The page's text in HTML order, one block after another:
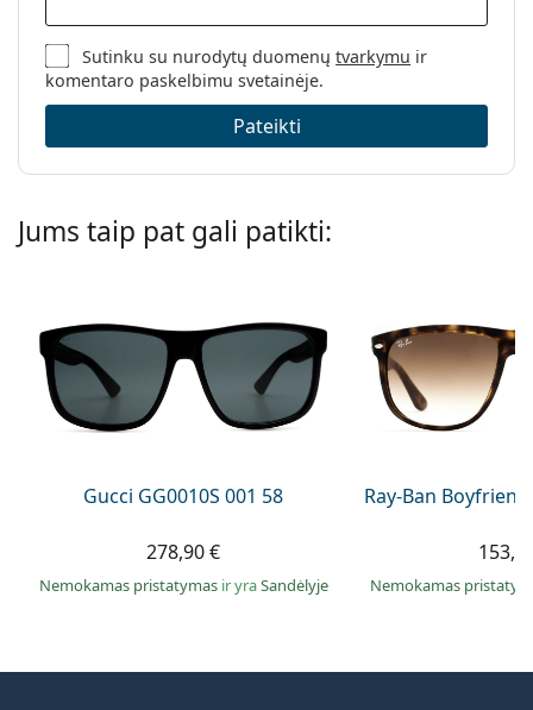
Sutinku su nurodytų duomenųtvarkymu ir
komentaro paskelbimu svetainėje.
Pateikti
Jums taip pat gali patikti:
Gucci GG0010S 001 58
278,90 €
Nemokamas pristatymas ir yraSandėlyje
Ray-Ban
Nemokamas